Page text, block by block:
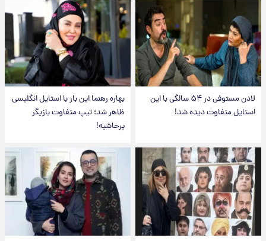
لادن مستوفی در ۵۴ سالگی با این
استایل متفاوت دیده شد!
بهاره رهنما این بار با استایل انگلیسی
ظاهر شد؛ تیپ متفاوت بازیگر
پرحاشیه!